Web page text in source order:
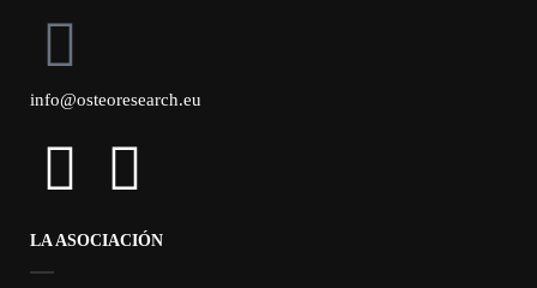
info@osteoresearch.eu
LA ASOCIACIÓN